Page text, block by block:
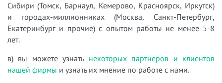
Сибири (Томск, Барнаул, Кемерово, Красноярск, Иркутск)
и городах-миллионниках (Москва, Санкт-Петербург,
Екатеринбург и прочие) с опытом работы не менее 5-8
лет.
в) вы можете узнать некоторых партнеров и клиентов
нашей фирмы и узнать их мнение по работе с нами.